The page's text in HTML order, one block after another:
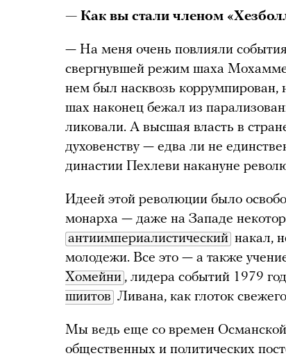
— Как вы стали членом «
— На меня очень повлияли события
свергнувшей режим шаха
нем был насквозь коррумпирован,
шах наконец бежал из
ликовали. А высшая власть в
духовенству — едва ли не
династии Пехлеви накануне
Идеей этой революции было
монарха — даже на Западе
антиимпериалистический накал,
молодежи. Все это — а также
Хомейни , лидера событий 1979
шиитов Ливана, как глоток
Мы ведь еще со времен
общественных и политических